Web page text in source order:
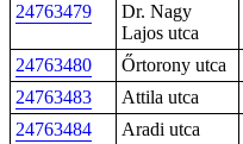
24763479
Dr. Nagy
Lajos utca
24763480 Őrtorony utca
24763483
Attila utca
24763484
Aradi utca